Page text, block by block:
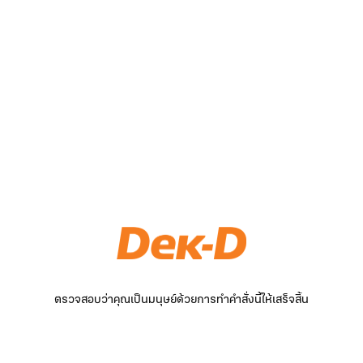
ตรวจสอบว่าคุณเป็นมนุษย์ด้วยการทำคำสั่งนี้ให้เสร็จสิ้น